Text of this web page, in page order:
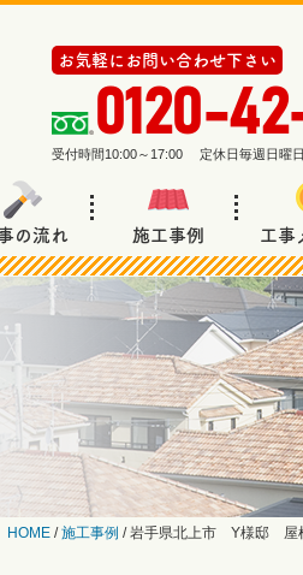
お気軽にお問い合わせ下さい
0120-
受付時間10:00～17:00 定休日毎週日曜日
の流れ 施工事例 工事
HOME /施工事例 /岩手県北上市 Y様邸 屋